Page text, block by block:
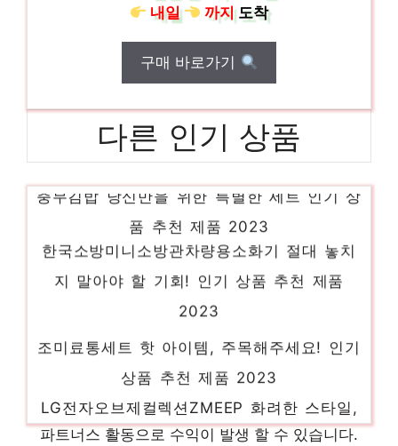
내일
까지도착
구매 바로가기
다른 인기 상품
충무김밥 당신만을 위한 특별한 세트 인기 상
품 추천 제품 2023
한국소방미니소방관차량용소화기 절대 놓치
조미료통세트 핫 아이템, 주목해주세요! 인기
상품 추천 제품 2023
LG전자오브제컬렉션ZMEEP 화려한 스타일,
지금 경험하세요! 인기 상품 추천 제품 2023
파트너스 활동으로 수익이 발생 할 수 있습니다.